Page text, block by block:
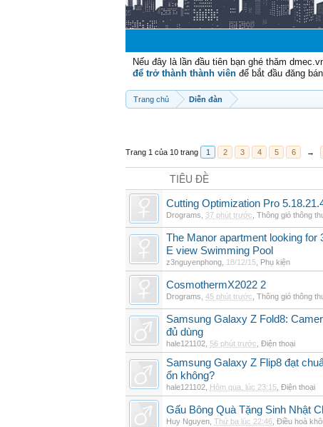
Nếu đây là lần đầu tiên bạn ghé thăm
để trở thành thành viên để bắt đầu đăng
Trang chủ Diễn đàn
Trang 1 của 10 trang 1 2 3 4 5 6 →
TIÊU ĐỀ
Cutting Optimization Pro
Drograms 37 phút trước Thông gió thông
The Manor apartment looking for
E view Swimming Pool
z3nguyenphong 18/12/15 Phụ kiện
CosmothermX2022 2
Drograms 45 phút trước Thông gió thông
Samsung Galaxy Z Fold8:
đủ dùng
hale121102 56 phút trước Điện thoại
Samsung Galaxy Z Flip8 đạt
ổn không?
hale121102 Hôm qua, lúc 23:15 Điện thoại
Gấu Bông Quà Tặng Sinh Nhật
Huy Nguyen Thứ ba lúc 22:46 Điều hoà